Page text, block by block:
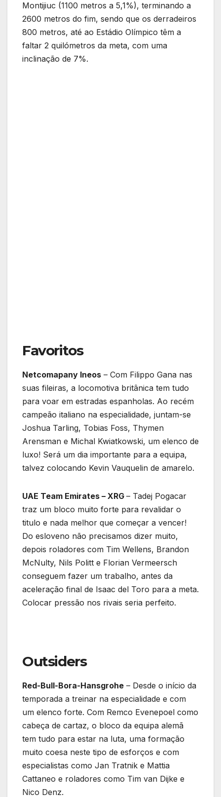
Montijiuc (1100 metros a 5,1%), terminando a
2600 metros do fim, sendo que os derradeiros
800 metros, até ao Estádio Olímpico têm a
faltar 2 quilómetros da meta, com uma
inclinação de 7%.
Favoritos
Netcomapany Ineos – Com Filippo Gana nas
suas fileiras, a locomotiva britânica tem tudo
para voar em estradas espanholas. Ao recém
campeão italiano na especialidade, juntam-se
Joshua Tarling, Tobias Foss, Thymen
Arensman e Michal Kwiatkowski, um elenco de
luxo! Será um dia importante para a equipa,
talvez colocando Kevin Vauquelin de amarelo.
UAE Team Emirates – XRG – Tadej Pogacar
traz um bloco muito forte para revalidar o
titulo e nada melhor que começar a vencer!
Do esloveno não precisamos dizer muito,
depois roladores com Tim Wellens, Brandon
McNulty, Nils Politt e Florian Vermeersch
conseguem fazer um trabalho, antes da
aceleração final de Isaac del Toro para a meta.
Colocar pressão nos rivais seria perfeito.
Outsiders
Red-Bull-Bora-Hansgrohe – Desde o início da
temporada a treinar na especialidade e com
um elenco forte. Com Remco Evenepoel como
cabeça de cartaz, o bloco da equipa alemã
tem tudo para estar na luta, uma formação
muito coesa neste tipo de esforços e com
especialistas como Jan Tratnik e Mattia
Cattaneo e roladores como Tim van Dijke e
Nico Denz.